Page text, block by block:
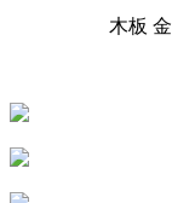
木板